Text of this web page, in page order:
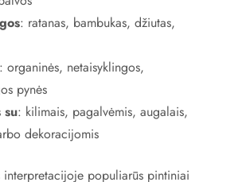
: ratanas, bambukas, džiutas,
: organinės, netaisyklingos,
pynės
su: kilimais, pagalvėmis, augalais,
dekoracijomis
interpretacijoje populiarūs pintiniai